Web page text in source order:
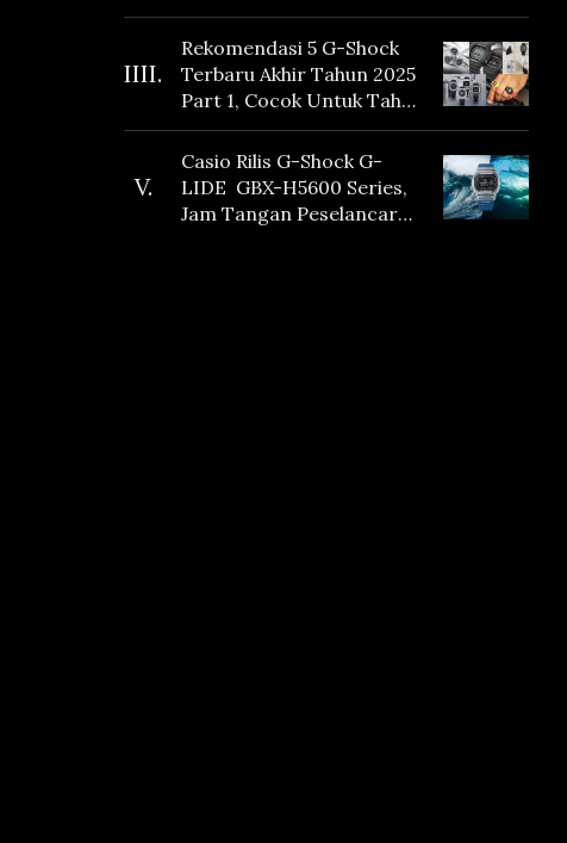
Masa Baterai 10 Tahun
dan Fitur Vibration
IIII.
Rekomendasi 5 G-Shock
Terbaru Akhir Tahun 2025
Part 1, Cocok Untuk Tahun
Baru!
V.
Casio Rilis G-Shock G-
LIDE GBX-H5600 Series,
Jam Tangan Peselancar